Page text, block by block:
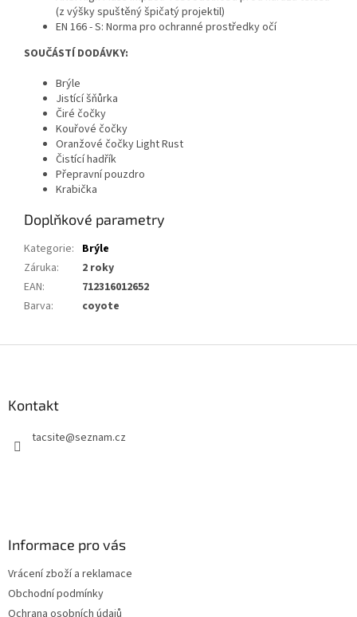
(z výšky spuštěný špičatý projektil)
EN 166 - S: Norma pro ochranné prostředky očí
SOUČÁSTÍ DODÁVKY:
Brýle
Jistící šňůrka
Čiré čočky
Kouřové čočky
Oranžové čočky Light Rust
Čistící hadřík
Přepravní pouzdro
Krabička
Doplňkové parametry
Kategorie: Brýle
Záruka:
2 roky
EAN:
712316012652
Barva: coyote
Kontakt
tacsite@seznam.cz
Informace pro vás
Vrácení zboží a reklamace
Obchodní podmínky